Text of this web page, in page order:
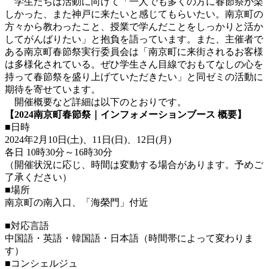
しかった、また神戸に来たいと感じてもらいたい。南京町の
方々から教わったこと、授業で学んだことをしっかりと活か
してがんばりたい」と抱負を語っています。また、主催者で
ある南京町春節祭実行委員会は「南京町に来街されるお客様
は多様化されている。ぜひ学生さん目線でおもてなしの心を
持って春節祭を盛り上げていただきたい」と同ゼミの活動に
期待を寄せています。
開催概要など詳細は以下のとおりです。
【2024南京町春節祭｜インフォメーションブース 概要】
■日時
2024年2月10日(土)、11日(日)、12日(月)
各日 10時30分～16時30分
（開催状況に応じ、時間は変動する場合があります。予めご
了承ください）
■場所
南京町の南入口、「海榮門」付近
■対応言語
中国語・英語・韓国語・日本語（時間帯によって変わりま
す）
■コンシェルジュ